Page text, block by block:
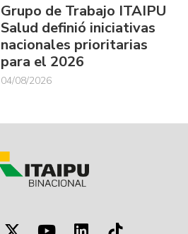
Grupo de Trabajo ITAIPU
Salud definió iniciativas
nacionales prioritarias
para el 2026
04/08/2026